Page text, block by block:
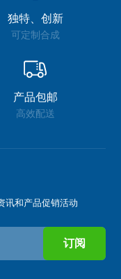
独特、创新
可定制合成
产品包邮
高效配送
讯和产品促销活动